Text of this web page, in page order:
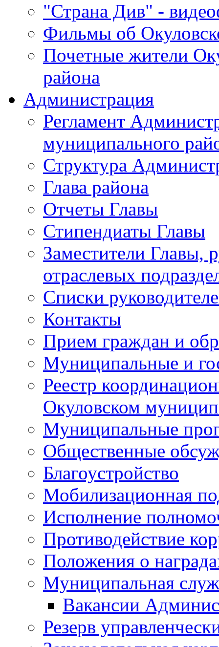
"Страна Див" -
Фильмы об
Почетные жители
района
Администрация
Регламент
муниципального
Структура
Глава района
Отчеты Главы
Стипендиаты Главы
Заместители Главы,
отраслевых
Списки
Контакты
Прием граждан и
Муниципальные и
Реестр
Окуловском
Муниципальные
Общественные
Благоустройство
Мобилизационная
Исполнение
Противодействие
Положения о
Муниципальная
Вакансии
Резерв